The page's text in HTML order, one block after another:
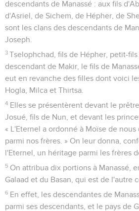
descendants de Manassé : aux fils
d'Asriel, de Sichem, de Hépher, de
sont les clans des descendants de
Joseph.
3 Tselophchad, fils de Hépher, petit-fils
descendant de Makir, le fils de
eut en revanche des filles dont voici
Hogla, Milca et Thirtsa.
4 Elles se présentèrent devant le
Josué, fils de Nun, et devant les
« L'Eternel a ordonné à Moïse de
parmi nos frères. » On leur donna,
l'Eternel, un héritage parmi les frères
5 On attribua dix portions à Manassé,
Galaad et du Basan, qui est de l'autre
6 En effet, les descendantes de
parmi ses descendants, et le pays de